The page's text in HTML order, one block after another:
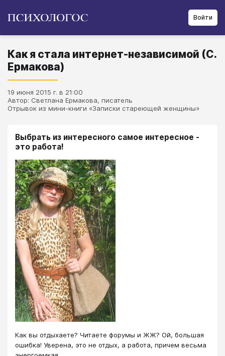
Войти
Как я стала интернет-независимой (С.
Ермакова)
19 июня 2015 г. в 21:00
Автор: Светлана Ермакова, писатель
Отрывок из мини-книги «Записки стареющей женщины»
Выбрать из интересного самое интересное -
это работа!
Как вы отдыхаете? Читаете форумы и ЖЖ? Ой, большая
ошибка! Уверена, это не отдых, а работа, причем весьма